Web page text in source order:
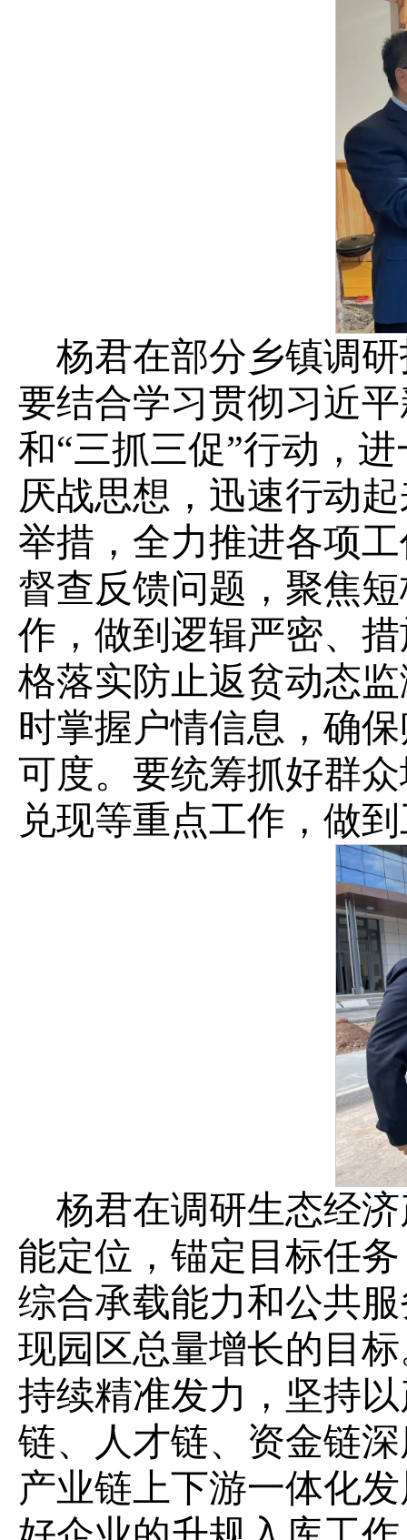
杨君在部分乡镇调
要结合学习贯彻习近
和“三抓三促”行动，
厌战思想，迅速行动
举措，全力推进各项
督查反馈问题，聚焦
作，做到逻辑严密、
格落实防止返贫动态
时掌握户情信息，确
可度。要统筹抓好群
兑现等重点工作，做
杨君在调研生态经
能定位，锚定目标任
综合承载能力和公共
现园区总量增长的目
持续精准发力，坚持
链、人才链、资金链
产业链上下游一体化